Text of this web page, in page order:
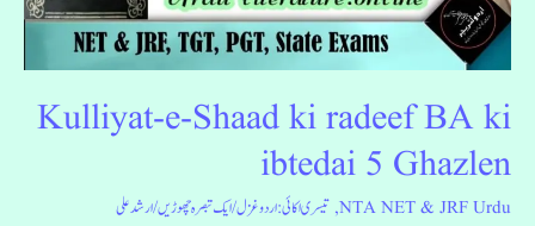
Kulliyat-e-Shaad ki radeef BA ki
ibtedai 5 Ghazlen
NTA NET & JRF Urdu
, تیسری اکائی: اردو غزل/ایک تبصرہ چھوڑیں/ارشد علی
ibtedai
5
Ghazlen